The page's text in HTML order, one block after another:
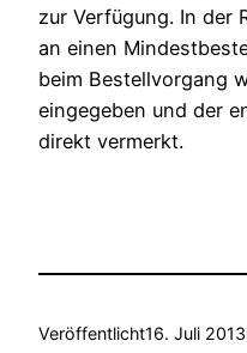
zur Verfügung. In der
an einen
beim Bestellvorgang
eingegeben und der
direkt vermerkt.
Veröffentlicht16. Juli 2013